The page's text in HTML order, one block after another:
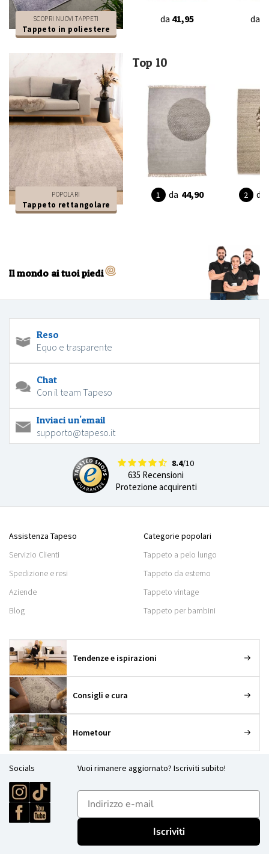
SCOPRI NUOVI TAPPETI
Tappeto in poliestere
da 41,95 da
POPOLARI
Tappeto rettangolare
Top 10
da 44,90 da
Il mondo ai tuoi piedi
Reso
Equo e trasparente
Chat
Con il team Tapeso
Inviaci un'email
supporto@tapeso.it
8.4/10
635 Recensioni
Protezione acquirenti
Assistenza Tapeso
Servizio Clienti
Spedizione e resi
Aziende
Blog
Categorie popolari
Tappeto a pelo lungo
Tappeto da esterno
Tappeto vintage
Tappeto per bambini
Tendenze e ispirazioni
Consigli e cura
Hometour
Socials Vuoi rimanere aggiornato? Iscriviti subito!
E-mailadres
Iscriviti